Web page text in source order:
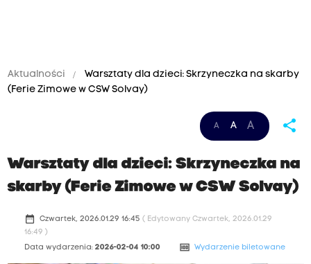
Aktualności
Warsztaty dla dzieci: Skrzyneczka na skarby
(Ferie Zimowe w CSW Solvay)
A A A share
Warsztaty dla dzieci: Skrzyneczka na
skarby (Ferie Zimowe w CSW Solvay)
date_range Czwartek, 2026.01.29 16:45 ( Edytowany Czwartek, 2026.01.29
16:49 )
Data wydarzenia: 2026-02-04 10:00 money Wydarzenie biletowane